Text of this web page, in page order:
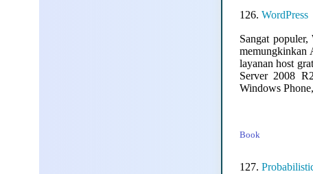
126. WordPress
Sangat
memungkinkan
layanan host
Server 2008
Windows
Book
127.